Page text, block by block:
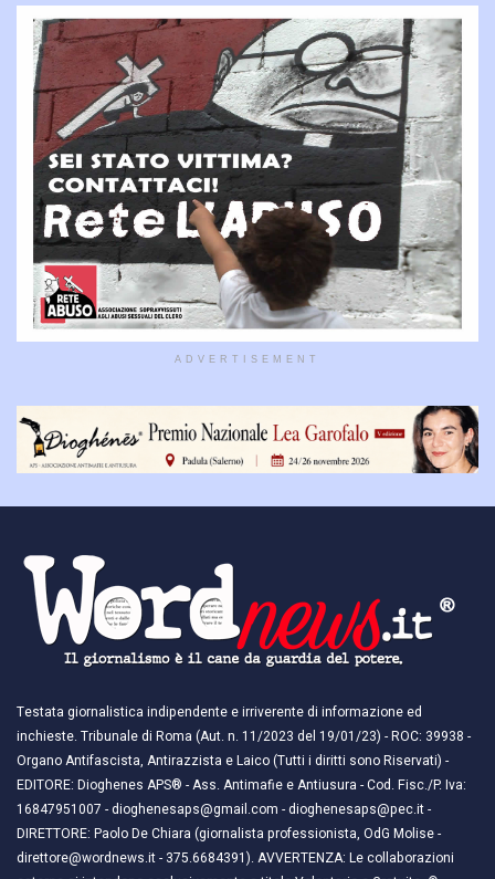
ADVERTISEMENT
Testata giornalistica indipendente e irriverente di informazione ed
inchieste. Tribunale di Roma (Aut. n. 11/2023 del 19/01/23) - ROC: 39938 -
Organo Antifascista, Antirazzista e Laico (Tutti i diritti sono Riservati) -
EDITORE: Dioghenes APS® - Ass. Antimafie e Antiusura - Cod. Fisc./P. Iva:
16847951007 - dioghenesaps@gmail.com - dioghenesaps@pec.it - ​​
DIRETTORE: Paolo De Chiara (giornalista professionista, OdG Molise -
direttore@wordnews.it - ​​375.6684391). AVVERTENZA: Le collaborazioni